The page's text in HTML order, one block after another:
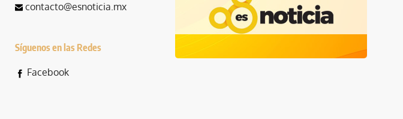
contacto@esnoticia.mx
Síguenos en las Redes
Facebook